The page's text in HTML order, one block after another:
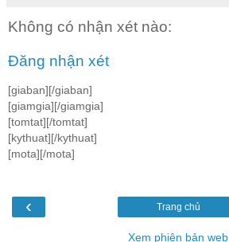
Không có nhận xét nào:
Đăng nhận xét
[giaban][/giaban]
[giamgia][/giamgia]
[tomtat][/tomtat]
[kythuat][/kythuat]
[mota][/mota]
‹ Trang chủ
Xem phiên bản web